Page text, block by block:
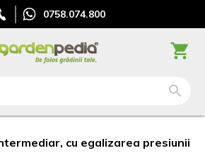
0758.074.800
cu egalizarea presiunii